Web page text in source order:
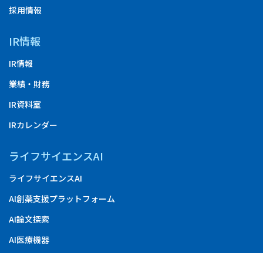
採用情報
IR情報
IR情報
業績・財務
IR資料室
IRカレンダー
ライフサイエンスAI
ライフサイエンスAI
AI創薬支援プラットフォーム
AI論文探索
AI医療機器